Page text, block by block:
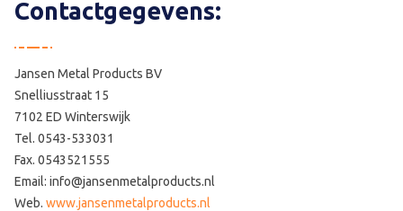
Contactgegevens:
Jansen Metal Products BV
Snelliusstraat 15
7102 ED Winterswijk
Tel. 0543-533031
Fax. 0543521555
Email: info@jansenmetalproducts.nl
Web. www.jansenmetalproducts.nl